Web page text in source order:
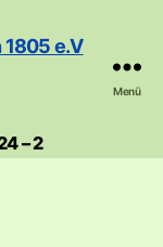
Menü
– 2